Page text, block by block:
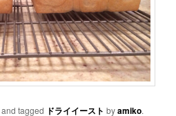
and tagged ドライイースト byamiko.